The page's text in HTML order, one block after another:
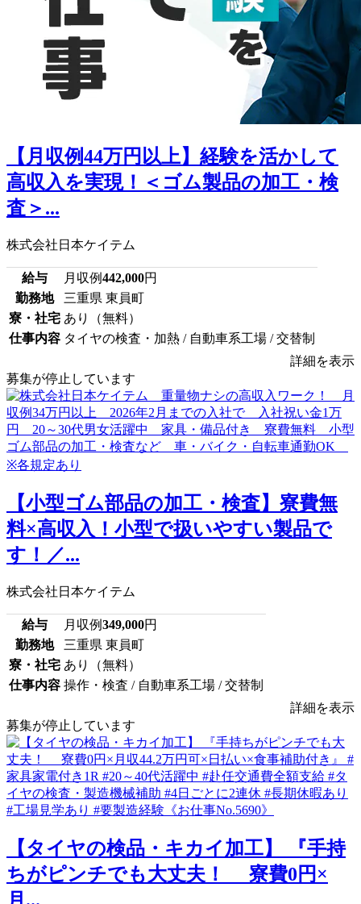
【月収例44万円以上】経験を活かして
高収入を実現！＜ゴム製品の加工・検
査＞...
株式会社日本ケイテム
給与 月収例442,000円
勤務地
三重県 東員町
寮・社宅 あり（無料）
仕事内容 タイヤの検査・加熱 / 自動車系工場 / 交替制
詳細を表示
募集が停止しています
【小型ゴム部品の加工・検査】寮費無
料×高収入！小型で扱いやすい製品で
す！／...
株式会社日本ケイテム
給与 月収例349,000円
勤務地
三重県 東員町
寮・社宅 あり（無料）
仕事内容 操作・検査 / 自動車系工場 / 交替制
詳細を表示
募集が停止しています
【タイヤの検品・キカイ加工】 『手持
ちがピンチでも大丈夫！ 寮費0円×
月...